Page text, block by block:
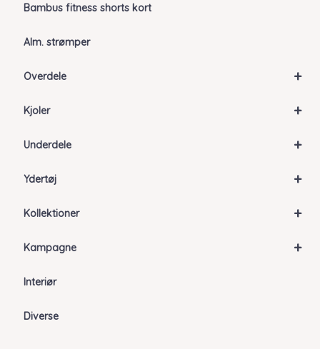
Bambus fitness shorts kort
Alm. strømper
+
Overdele
+
Kjoler
+
Underdele
+
Ydertøj
+
Kollektioner
+
Kampagne
Interiør
Diverse